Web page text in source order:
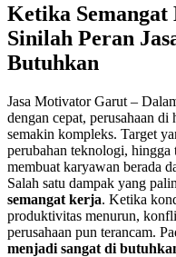
Ketika
Sinilah Peran
Butuhkan
Jasa Motivator Garut –
dengan cepat, perusahaan di
semakin kompleks. Target
perubahan teknologi,
membuat karyawan berada
Salah satu dampak yang
semangat kerja. Ketika
produktivitas menurun,
perusahaan pun terancam.
menjadi sangat di